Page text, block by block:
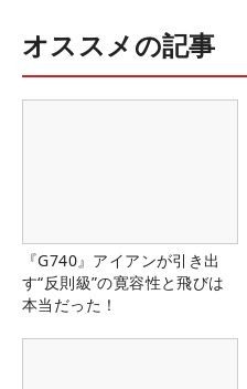
オススメの記事
『G740』アイアンが引き出
す“反則級”の寛容性と飛びは
本当だった！